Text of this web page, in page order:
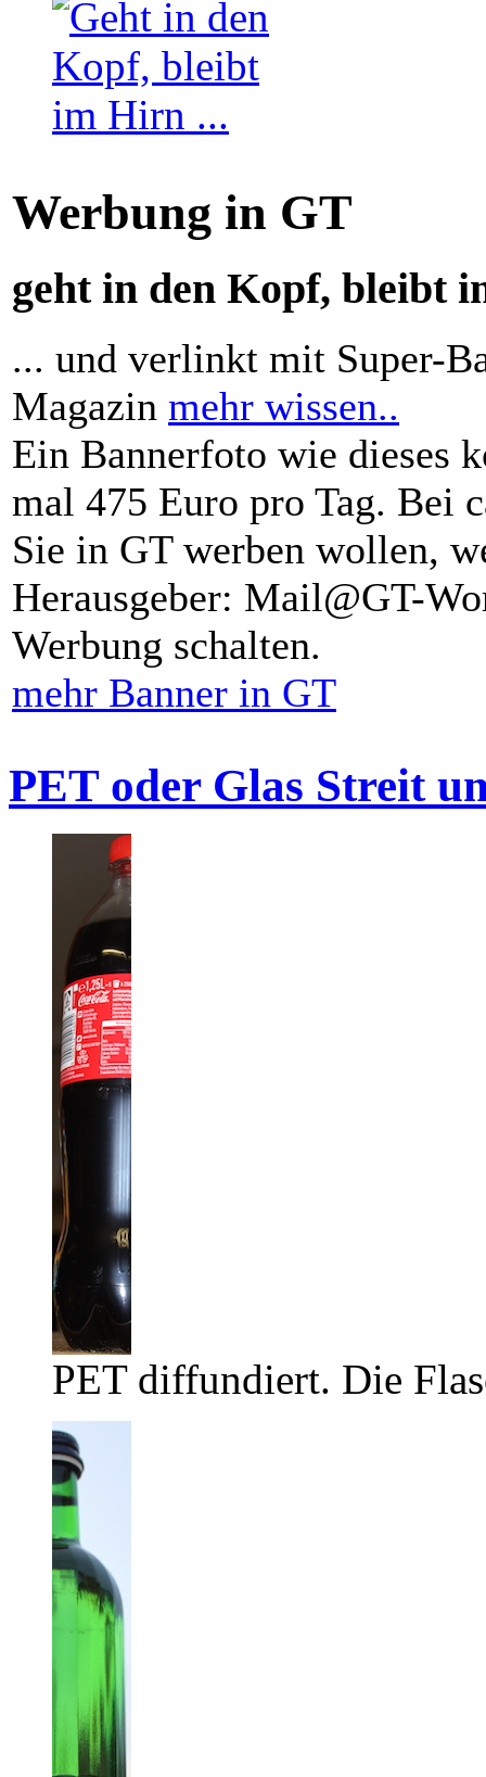
Werbung in GT
geht in den Kopf, bleibt
... und verlinkt mit Super-
Magazin mehr wissen..
Ein Bannerfoto wie dieses
mal 475 Euro pro Tag. Bei
Sie in GT werben wollen,
Herausgeber: Mail@GT-
Werbung schalten.
mehr Banner in GT
PET oder Glas Streit
PET diffundiert. Die